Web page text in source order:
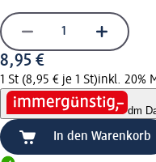
8,95 €
1 St (8,95 € je 1 St)inkl. 20%
dm
In den Warenkorb